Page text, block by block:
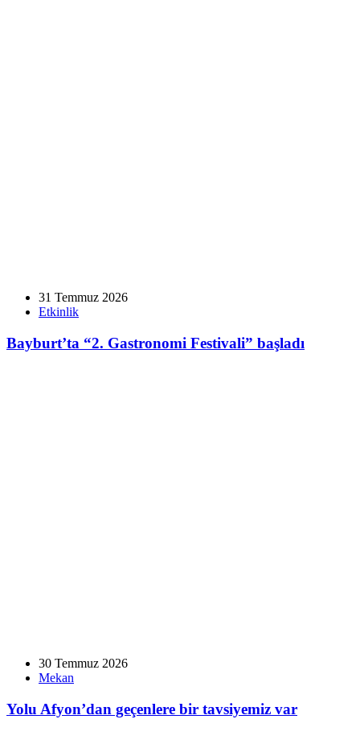
31 Temmuz 2026
Etkinlik
Bayburt’ta “2. Gastronomi Festivali” başladı
30 Temmuz 2026
Mekan
Yolu Afyon’dan geçenlere bir tavsiyemiz var